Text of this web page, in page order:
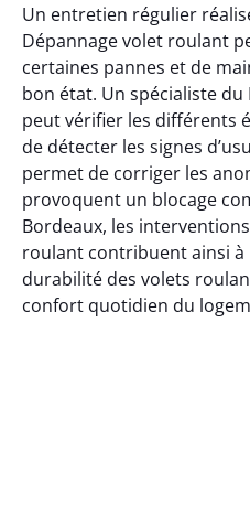
Un entretien régulier
Dépannage volet roulant
certaines pannes et de
bon état. Un spécialiste
peut vérifier les différents
de détecter les signes
permet de corriger les
provoquent un blocage
Bordeaux, les
roulant contribuent ainsi
durabilité des volets
confort quotidien du